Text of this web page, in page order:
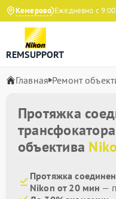
Кемерово
на Яндекс Ежедневно с 9:00
REMSUPPORT
Главная Ремонт
Протяжка
трансфокатора
объектива
Протяжка
Nikon от 20 мин —